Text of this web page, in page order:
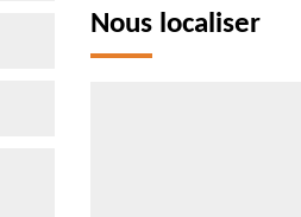
Nous localiser